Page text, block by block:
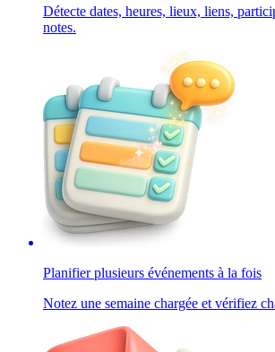
Détecte dates, heures, lieux, liens,
notes.
Planifier plusieurs événements à la fois
Notez une semaine chargée et vérifiez